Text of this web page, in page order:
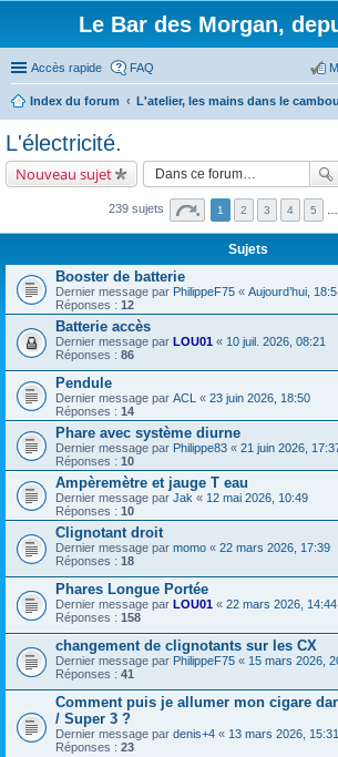
Le Bar des Morgan,
Accès rapide FAQ
Index du forum L'atelier, les mains dans le
L'électricité.
Nouveau sujet
239 sujets 1 2 3 4 5
Sujets
Booster de batterie
Dernier message par PhilippeF75 « Aujourd’hui,
Réponses : 12
Batterie accès
Dernier message par LOU01 « 10 juil. 2026, 08:21
Réponses : 86
Pendule
Dernier message par ACL « 23 juin 2026, 18:50
Réponses : 14
Phare avec système diurne
Dernier message par Philippe83 « 21 juin 2026,
Réponses : 10
Ampèremètre et jauge T eau
Dernier message par Jak « 12 mai 2026, 10:49
Réponses : 10
Clignotant droit
Dernier message par momo « 22 mars 2026, 17:39
Réponses : 18
Phares Longue Portée
Dernier message par LOU01 « 22 mars 2026, 14:44
Réponses : 158
changement de clignotants sur les CX
Dernier message par PhilippeF75 « 15 mars 2026,
Réponses : 41
Comment puis je allumer mon cigare
/ Super 3 ?
Dernier message par denis+4 « 13 mars 2026, 15:31
Réponses : 23